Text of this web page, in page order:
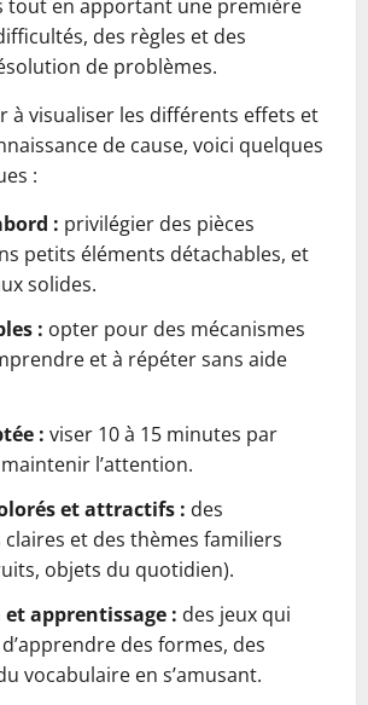
tout en apportant une première
des règles et des
de problèmes.
à visualiser les différents effets et
de cause, voici quelques
:
: privilégier des pièces
petits éléments détachables, et
solides.
: opter pour des mécanismes
et à répéter sans aide
: viser 10 à 15 minutes par
l’attention.
et attractifs : des
et des thèmes familiers
objets du quotidien).
apprentissage : des jeux qui
des formes, des
vocabulaire en s’amusant.